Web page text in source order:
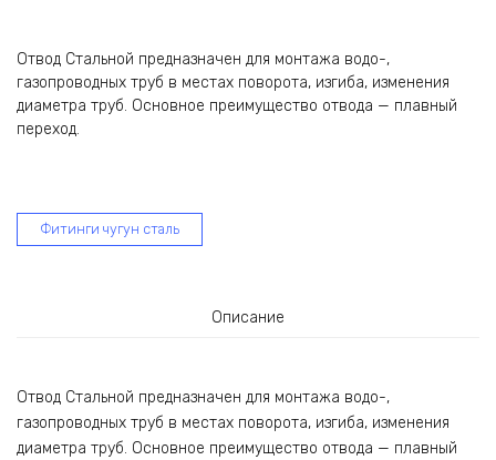
Отвод Стальной предназначен для монтажа водо-,
газопроводных труб в местах поворота, изгиба, изменения
диаметра труб. Основное преимущество отвода — плавный
переход.
Фитинги чугун сталь
Описание
Отвод Стальной предназначен для монтажа водо-,
газопроводных труб в местах поворота, изгиба, изменения
диаметра труб. Основное преимущество отвода — плавный